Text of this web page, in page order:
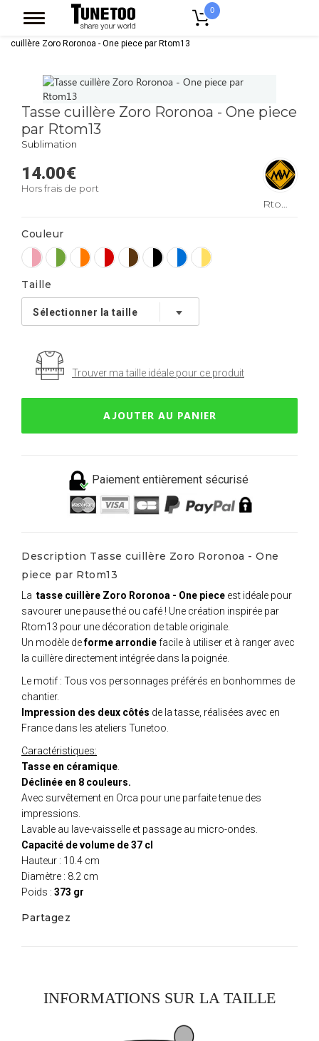
0
Accessoires Casquettes
cuillère Zoro Roronoa - One piece par Rtom13
Tasse cuillère Zoro Roronoa - One piece
par Rtom13
Sublimation
14.00€
Hors frais de port
Rtom13
Couleur
Taille
Trouver ma taille idéale pour ce produit
AJOUTER AU PANIER
Paiement entièrement sécurisé
Description Tasse cuillère Zoro Roronoa - One
piece par Rtom13
La tasse cuillère Zoro Roronoa - One piece est idéale pour
savourer une pause thé ou café ! Une création inspirée par
Rtom13 pour une décoration de table originale.
Un modèle deforme arrondiefacile à utiliser et à ranger avec
la cuillère directement intégrée dans la poignée.
Le motif : Tous vos personnages préférés en bonhommes de
chantier.
Impression des deux côtés de la tasse, réalisées avec en
France dans les ateliers Tunetoo.
Caractéristiques:
Tasse en céramique
Déclinée en 8 couleurs.
Avec survêtement en Orca pour une parfaite tenue des
impressions.
Lavable au lave-vaisselle et passage au micro-ondes.
Capacité de volume de 37 cl
Hauteur : 10.4 cm
Diamètre : 8.2 cm
Poids : 373 gr
Partagez
INFORMATIONS SUR LA TAILLE